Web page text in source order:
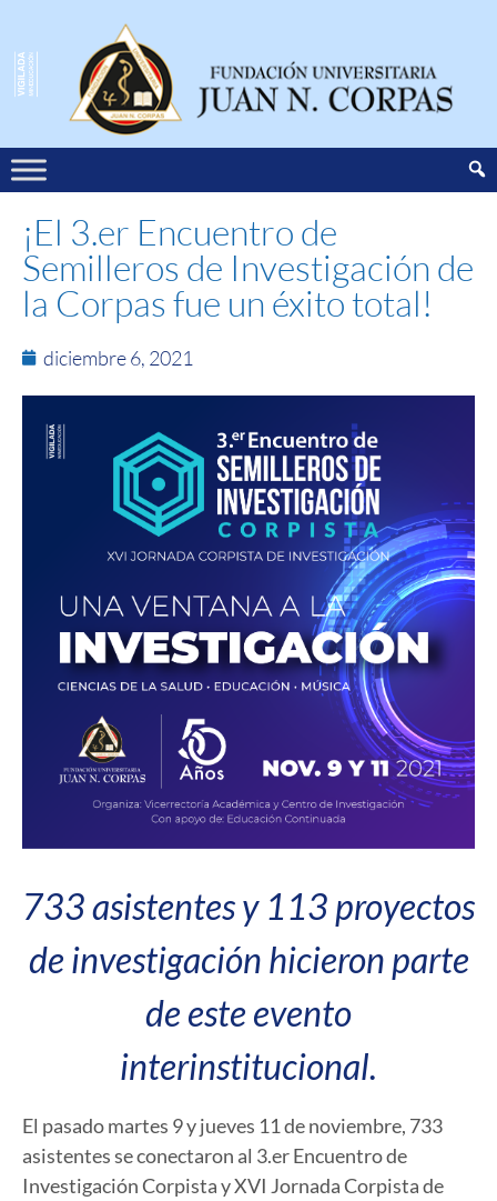
¡El 3.er Encuentro de
Semilleros de Investigación de
la Corpas fue un éxito total!
diciembre 6, 2021
733 asistentes y 113 proyectos
de investigación hicieron parte
de este evento
interinstitucional.
El pasado martes 9 y jueves 11 de noviembre, 733
asistentes se conectaron al 3.er Encuentro de
Investigación Corpista y XVI Jornada Corpista de